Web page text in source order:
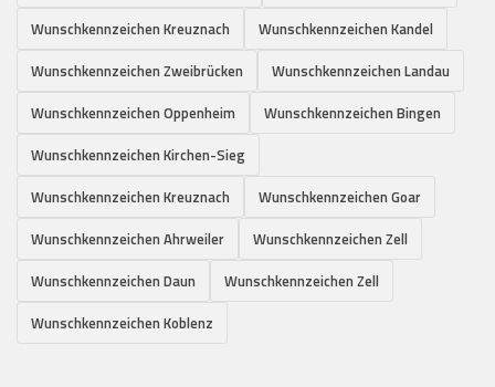
Wunschkennzeichen Kreuznach
Wunschkennzeichen Kandel
Wunschkennzeichen Zweibrücken
Wunschkennzeichen Landau
Wunschkennzeichen Oppenheim
Wunschkennzeichen Bingen
Wunschkennzeichen Kirchen-Sieg
Wunschkennzeichen Kreuznach
Wunschkennzeichen Goar
Wunschkennzeichen Ahrweiler
Wunschkennzeichen Zell
Wunschkennzeichen Daun
Wunschkennzeichen Zell
Wunschkennzeichen Koblenz